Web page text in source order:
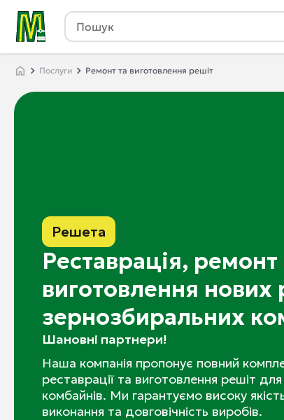
Послуги Ремонт та виготовлення решіт
Решета
Реставрація, ремонт
виготовлення нових
зернозбиральних
Шановні партнери!
Наша компанія пропонує повний
реставрації та виготовлення решіт
комбайнів. Ми гарантуємо високу
виконання та довговічність виробів.